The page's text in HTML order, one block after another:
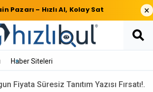
Pazarı – Hızlı Al, Kolay Sat ×
Haber Siteleri
Fiyata Süresiz Tanıtım Yazısı Fırsatı!.